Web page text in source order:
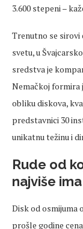
3.600 stepeni –
Trenutno se sirovi
svetu, u
sredstva je
Nemačkoj formira
obliku diskova,
predstavnici 30
unikatnu težinu i
Rude od
najviše
Disk od osmijuma
prošle godine